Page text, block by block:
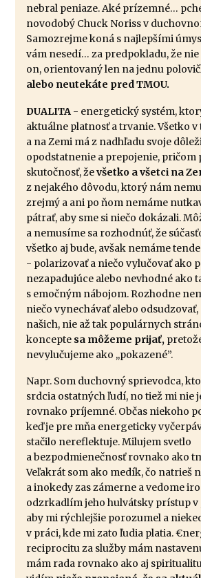
nebral peniaze. Aké prízemné…
novodobý Chuck Noriss v
Samozrejme koná s najlepšími
vám nesedí… za predpokladu, že
on, orientovaný len na jednu
alebo neutekáte pred TMOU.
DUALITA- energetický systém,
aktuálne platnosť a trvanie. Všetko
a na Zemi má z nadhľadu svoje
opodstatnenie a prepojenie, pričom
skutočnosť, ževšetko a všetci na
z nejakého dôvodu, ktorý nám
zrejmý a ani po ňom nemáme
pátrať, aby sme si niečo dokázali.
a nemusíme sa rozhodnúť, že
všetko aj bude, avšak nemáme
- polarizovať a niečo vylučovať ako
nezapadujúce alebo nevhodné ako
s emočným nábojom. Rozhodne
niečo vynechávať alebo odsudzovať,
našich, nie až tak populárnych
koncepte sa môžeme prijať,
nevylučujeme ako ,,pokazené”.
Napr. Som duchovný sprievodca,
srdcia ostatných ľudí, no tiež mi nie
rovnako príjemné. Občas niekoho
keď je pre mňa energeticky
stačilo nereflektuje. Milujem svetlo
a bezpodmienečnosť rovnako ako
Veľakrát som ako medík, čo natrieš
a inokedy zas zámerne a vedome
odzrkadlím jeho hulvátsky prístup v
aby mi rýchlejšie porozumel a
v práci, kde mi zato ľudia platia.
reciprocitu za služby mám
mám rada rovnako ako aj